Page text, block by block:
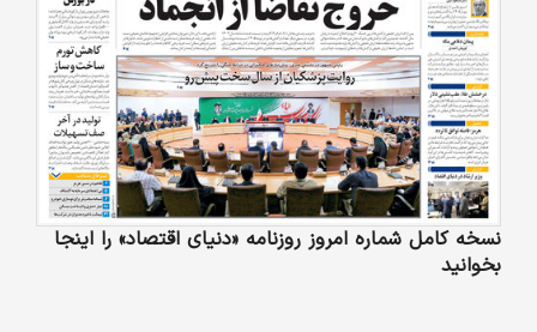
نسخه کامل شماره امروز روزنامه «دنیای‌ اقتصاد» را اینجا
بخوانید